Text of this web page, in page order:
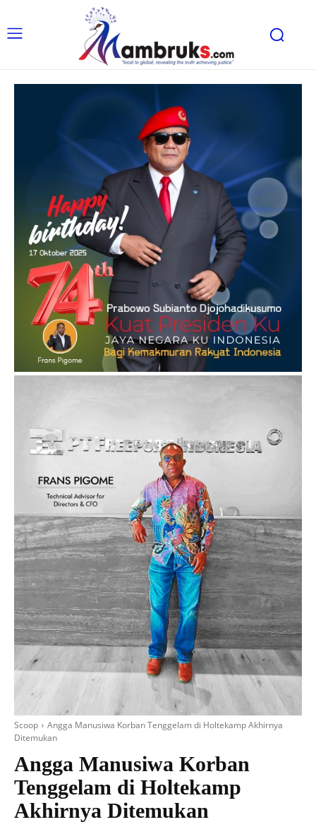
Scoop
Angga Manusiwa Korban Tenggelam di Holtekamp Akhirnya
Ditemukan
Angga Manusiwa Korban
Tenggelam di Holtekamp
Akhirnya Ditemukan